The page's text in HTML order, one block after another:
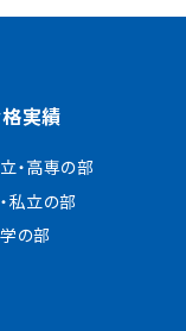
実績
・高専の部
私立の部
の部